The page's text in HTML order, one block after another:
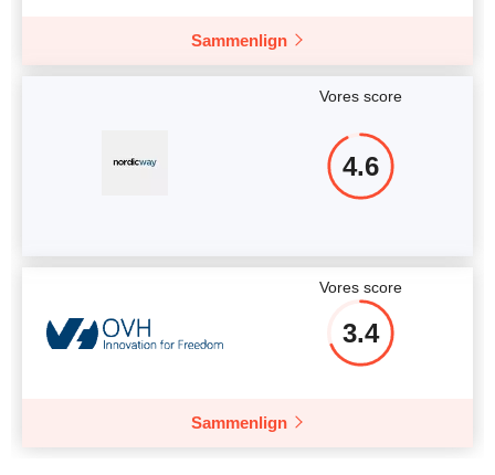
Sammenlign
Vores score
4.6
Vores score
3.4
Sammenlign